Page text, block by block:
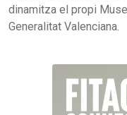
dinamitza el propi
Generalitat Valenciana.